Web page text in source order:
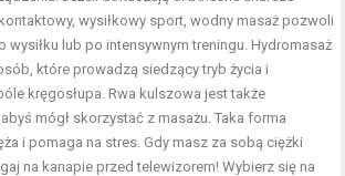
wysiłkowy sport, wodny masaż pozwoli
wysiłku lub po intensywnym treningu. Hydromasaż
które prowadzą siedzący tryb życia i
kręgosłupa. Rwa kulszowa jest także
mógł skorzystać z masażu. Taka forma
i pomaga na stres. Gdy masz za sobą ciężki
na kanapie przed telewizorem! Wybierz się na